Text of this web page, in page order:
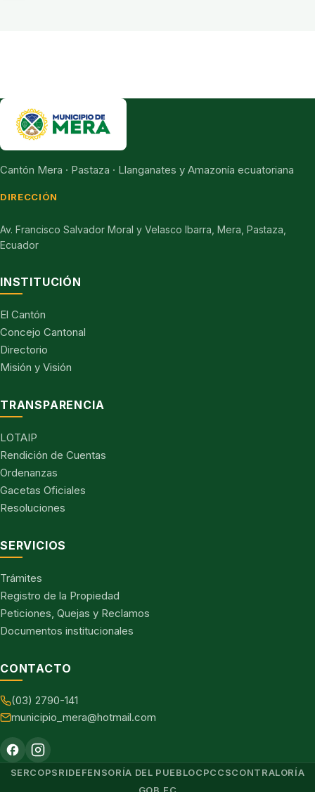
Cantón Mera · Pastaza · Llanganates y Amazonía ecuatoriana
DIRECCIÓN
Av. Francisco Salvador Moral y Velasco Ibarra, Mera, Pastaza,
Ecuador
INSTITUCIÓN
El Cantón
Concejo Cantonal
Directorio
Misión y Visión
TRANSPARENCIA
LOTAIP
Rendición de Cuentas
Ordenanzas
Gacetas Oficiales
Resoluciones
SERVICIOS
Trámites
Registro de la Propiedad
Peticiones, Quejas y Reclamos
Documentos institucionales
CONTACTO
(03) 2790-141
municipio_mera@hotmail.com
SERCOPSRIDEFENSORÍA DEL PUEBLOCPCCSCONTRALORÍA